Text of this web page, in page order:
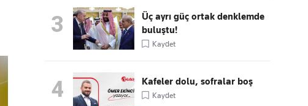
3
Üç ayrı güç ortak denklemde
buluştu!
Kaydet
4 Kafeler dolu, sofralar boş
Kaydet